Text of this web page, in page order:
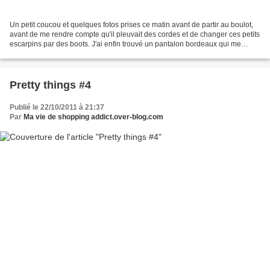
Un petit coucou et quelques fotos prises ce matin avant de partir au boulot,
avant de me rendre compte qu'il pleuvait des cordes et de changer ces petits
escarpins par des boots. J'ai enfin trouvé un pantalon bordeaux qui me
Pretty things #4
Publié le 22/10/2011 à 21:37
Par Ma vie de shopping addict.over-blog.com